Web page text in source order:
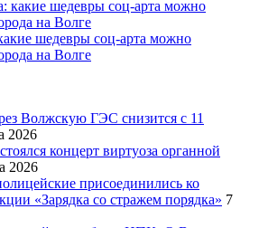
шедевры соц-арта можно
на Волге
Волжскую ГЭС снизится с 11
2026
концерт виртуоза органной
2026
присоединились ко
«Зарядка со стражем порядка» 7